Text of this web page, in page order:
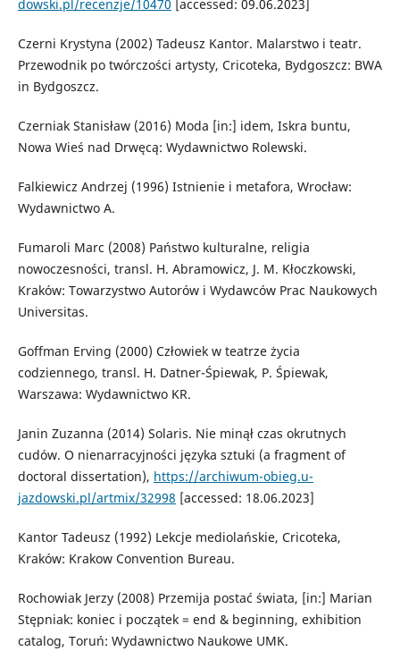
dowski.pl/recenzje/10470 [accessed: 09.06.2023]
Czerni Krystyna (2002) Tadeusz Kantor. Malarstwo i teatr.
Przewodnik po twórczości artysty, Cricoteka, Bydgoszcz: BWA
in Bydgoszcz.
Czerniak Stanisław (2016) Moda [in:] idem, Iskra buntu,
Nowa Wieś nad Drwęcą: Wydawnictwo Rolewski.
Falkiewicz Andrzej (1996) Istnienie i metafora, Wrocław:
Wydawnictwo A.
Fumaroli Marc (2008) Państwo kulturalne, religia
nowoczesności, transl. H. Abramowicz, J. M. Kłoczkowski,
Kraków: Towarzystwo Autorów i Wydawców Prac Naukowych
Universitas.
Goffman Erving (2000) Człowiek w teatrze życia
codziennego, transl. H. Datner-Śpiewak, P. Śpiewak,
Warszawa: Wydawnictwo KR.
Janin Zuzanna (2014) Solaris. Nie minął czas okrutnych
cudów. O nienarracyjności języka sztuki (a fragment of
doctoral dissertation), https://archiwum-obieg.u-
jazdowski.pl/artmix/32998 [accessed: 18.06.2023]
Kantor Tadeusz (1992) Lekcje mediolańskie, Cricoteka,
Kraków: Krakow Convention Bureau.
Rochowiak Jerzy (2008) Przemija postać świata, [in:] Marian
Stępniak: koniec i początek = end & beginning, exhibition
catalog, Toruń: Wydawnictwo Naukowe UMK.